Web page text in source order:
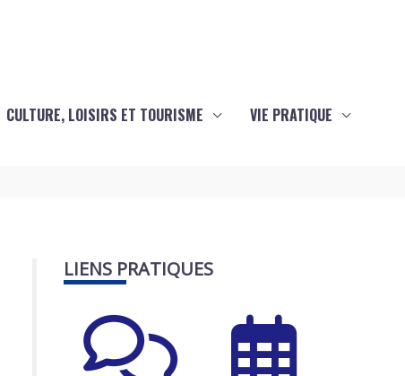
CULTURE, LOISIRS ET TOURISME VIE PRATIQUE
LIENS PRATIQUES